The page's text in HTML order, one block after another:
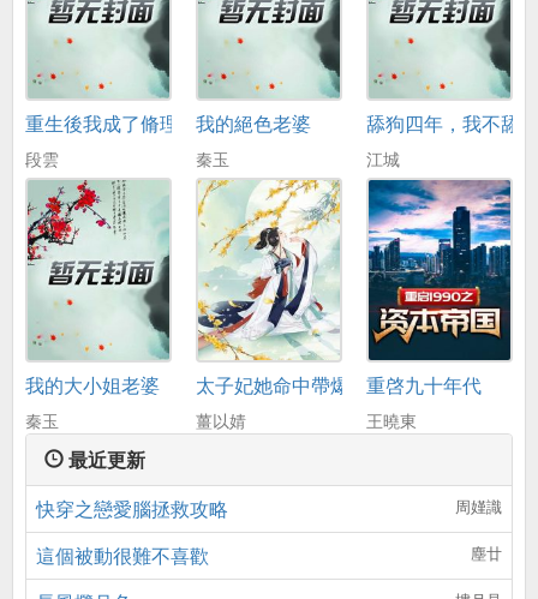
重生後我成了脩理工
段雲
我的絕色老婆
秦玉
舔狗四年，我不舔
江城
我的大小姐老婆
秦玉
太子妃她命中帶爆
薑以婧
重啓九十年代
王曉東
最近更新
快穿之戀愛腦拯救攻略
周嫤識
這個被動很難不喜歡 塵廿